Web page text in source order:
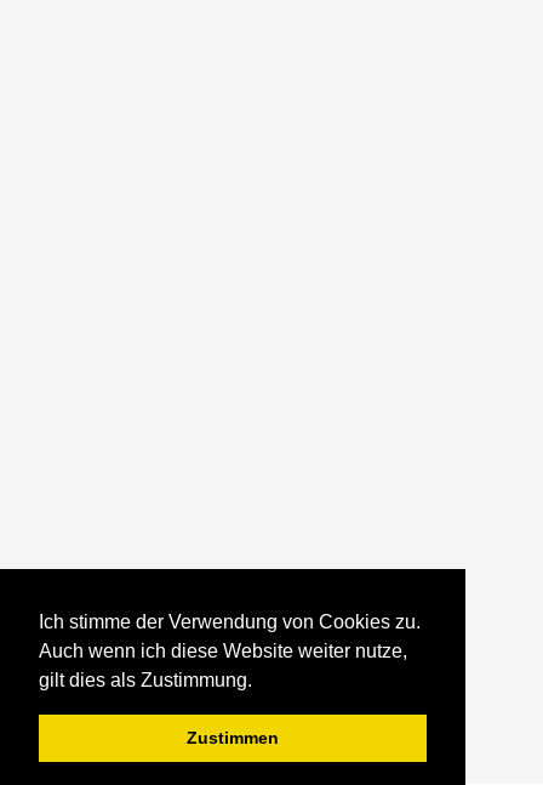
Ich stimme der Verwendung von Cookies zu.
Auch wenn ich diese Website weiter nutze,
gilt dies als Zustimmung.
Zustimmen